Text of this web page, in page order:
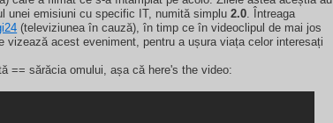
unei emisiuni cu specific IT, numită simplu2.0 . Întreaga
(televiziunea în cauză), în timp ce în videoclipul de mai jos
vizează acest eveniment, pentru a ușura viața celor interesați
== sărăcia omului, așa că here's the video: